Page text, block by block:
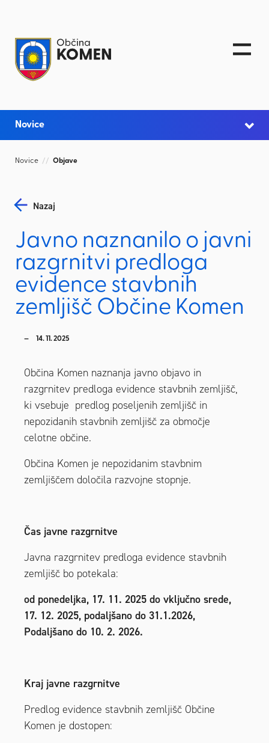
Novice
Novice // Objave
Nazaj
Javno naznanilo o javni
razgrnitvi predloga
evidence stavbnih
zemljišč Občine Komen
14. 11. 2025
Občina Komen naznanja javno objavo in
razgrnitev predloga evidence stavbnih zemljišč,
ki vsebuje predlog poseljenih zemljišč in
nepozidanih stavbnih zemljišč za območje
celotne občine.
Občina Komen je nepozidanim stavbnim
zemljiščem določila razvojne stopnje.
Čas javne razgrnitve
Javna razgrnitev predloga evidence stavbnih
zemljišč bo potekala:
od ponedeljka, 17. 11. 2025 do vključno srede,
17. 12. 2025, podaljšano do 31.1.2026,
Podaljšano do 10. 2. 2026.
Kraj javne razgrnitve
Predlog evidence stavbnih zemljišč Občine
Komen je dostopen: